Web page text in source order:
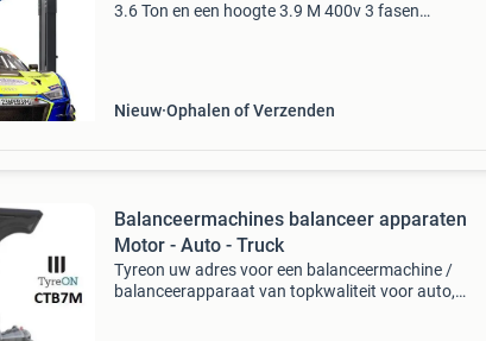
3.6 Ton en een hoogte 3.9 M 400v 3 fasen
Nieuw Ophalen of Verzenden
Balanceermachines balanceer apparaten
Motor - Auto - Truck
Tyreon uw adres voor een balanceermachine /
balanceerapparaat van topkwaliteit voor auto,